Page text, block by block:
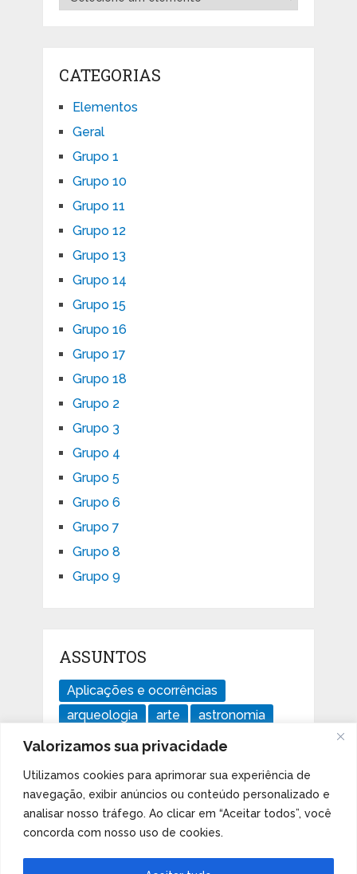
Valorizamos sua privacidade
Utilizamos cookies para aprimorar sua experiência de
navegação, exibir anúncios ou conteúdo personalizado e
analisar nosso tráfego. Ao clicar em “Aceitar todos”, você
concorda com nosso uso de cookies.
CATEGORIAS
Elementos
Geral
Grupo 1
Grupo 10
Grupo 11
Grupo 12
Grupo 13
Grupo 14
Grupo 15
Grupo 16
Grupo 17
Grupo 18
Grupo 2
Grupo 3
Grupo 4
Grupo 5
Grupo 6
Grupo 7
Grupo 8
Grupo 9
ASSUNTOS
Aplicações e ocorrências
arqueologia
arte
astronomia
divertido
ensaios
geologia
Livros
mudanças climáticas
notícias
Orbital d
Orbital f
Orbital p
Orbital s software